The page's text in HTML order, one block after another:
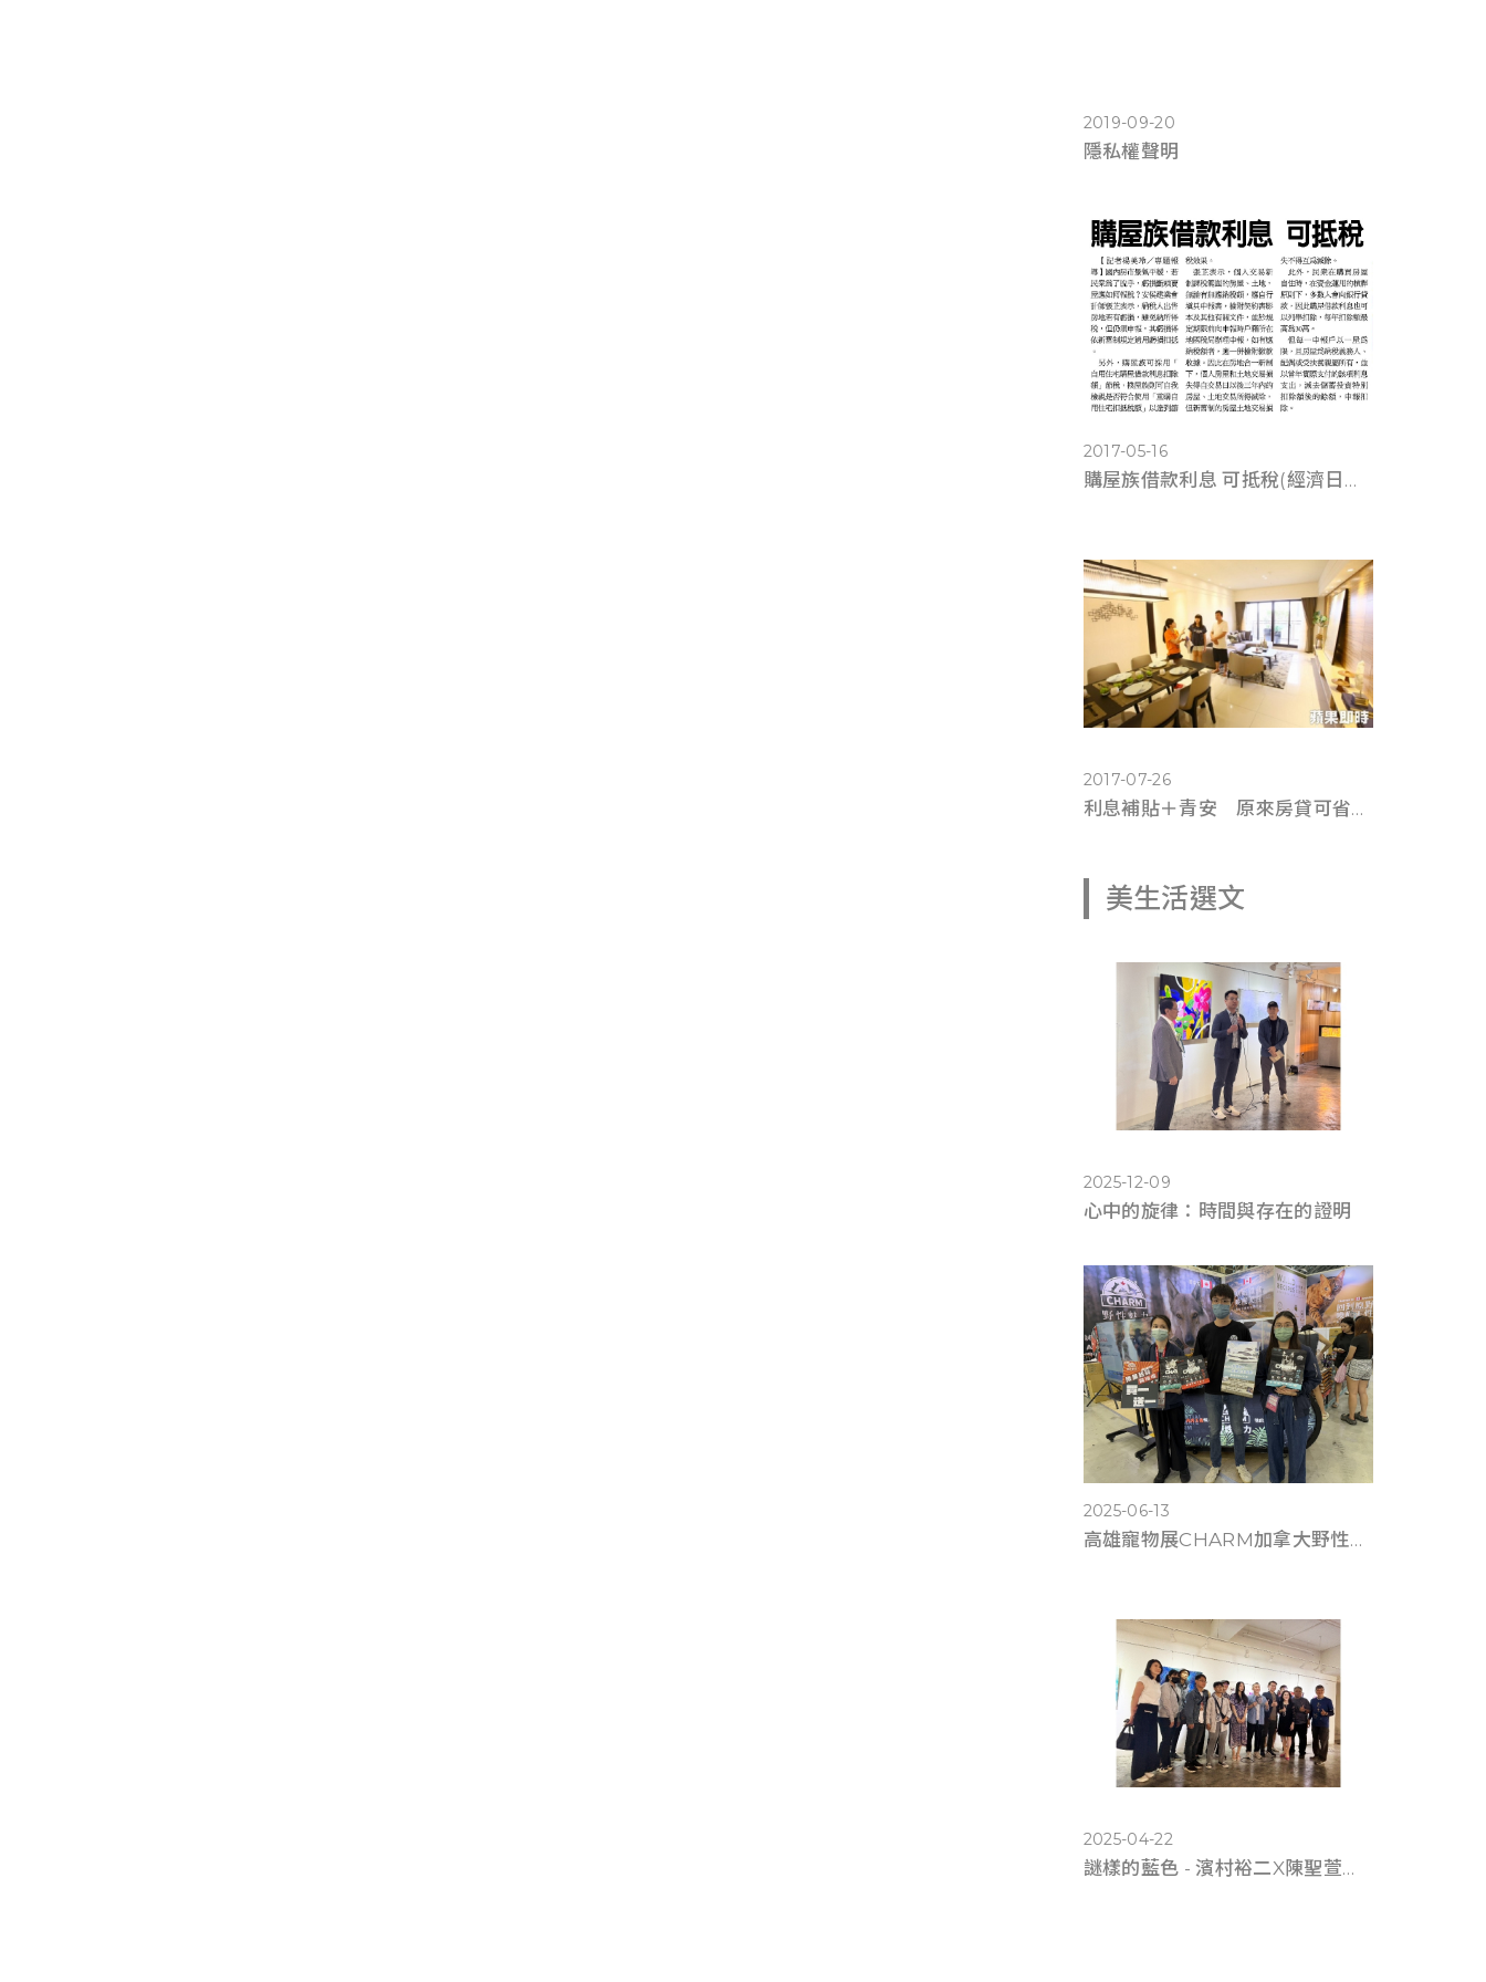
2019-09-20
隱私權聲明
2017-05-16
購屋族借款利息 可抵稅(經濟日報0516)
2017-07-26
利息補貼＋青安 原來房貸可省這麼多錢(蘋果即時0725)
美生活選文
2025-12-09
心中的旋律：時間與存在的證明
2025-06-13
高雄寵物展CHARM加拿大野性魅力滿6千送遊艇體驗
2025-04-22
謎樣的藍色 - 濱村裕二X陳聖萱《雙人展》